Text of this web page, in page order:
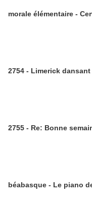
morale élémentaire -
2754 - Limerick dansant
2755 - Re: Bonne
béabasque - Le piano